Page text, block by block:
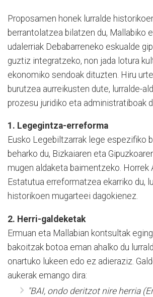
Proposamen honek lurralde
berrantolatzea bilatzen du, Mallabiko
udalerriak Debabarreneko eskualde
guztiz integratzeko, non jada lotura
ekonomiko sendoak dituzten. Hiru
burutzea aurreikusten dute, lurralde-
prozesu juridiko eta administratiboak
1. Legegintza-erreforma
Eusko Legebiltzarrak lege espezifiko
beharko du, Bizkaiaren eta
mugen aldaketa baimentzeko. Horrek
Estatutua erreformatzea ekarriko du,
historikoen mugarteei dagokienez.
2. Herri-galdeketak
Ermuan eta Mallabian kontsultak
bakoitzak botoa eman ahalko du
onartuko lukeen edo ez adieraziz.
aukerak emango dira:
''BAI, ondo deritzot nire herria